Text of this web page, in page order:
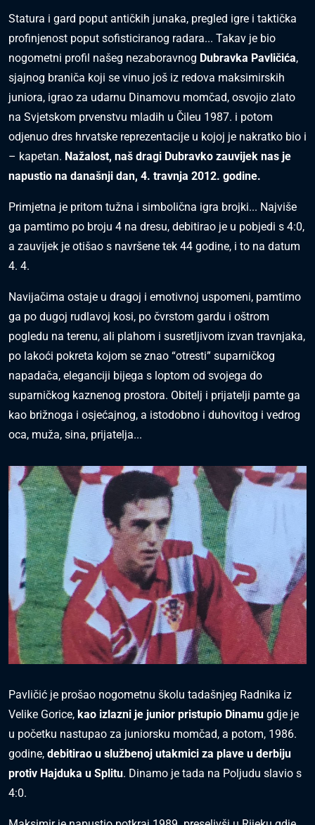
Statura i gard poput antičkih junaka, pregled igre i taktička
profinjenost poput sofisticiranog radara... Takav je bio
nogometni profil našeg nezaboravnog Dubravka Pavličića,
sjajnog braniča koji se vinuo još iz redova maksimirskih
juniora, igrao za udarnu Dinamovu momčad, osvojio zlato
na Svjetskom prvenstvu mladih u Čileu 1987. i potom
odjenuo dres hrvatske reprezentacije u kojoj je nakratko bio i
– kapetan. Nažalost, naš dragi Dubravko zauvijek nas je
napustio na današnji dan, 4. travnja 2012. godine.
Primjetna je pritom tužna i simbolična igra brojki... Najviše
ga pamtimo po broju 4 na dresu, debitirao je u pobjedi s 4:0,
a zauvijek je otišao s navršene tek 44 godine, i to na datum
4. 4.
Navijačima ostaje u dragoj i emotivnoj uspomeni, pamtimo
ga po dugoj rudlavoj kosi, po čvrstom gardu i oštrom
pogledu na terenu, ali plahom i susretljivom izvan travnjaka,
po lakoći pokreta kojom se znao “otresti” suparničkog
napadača, eleganciji bijega s loptom od svojega do
suparničkog kaznenog prostora. Obitelj i prijatelji pamte ga
kao brižnoga i osjećajnog, a istodobno i duhovitog i vedrog
oca, muža, sina, prijatelja...
Pavličić je prošao nogometnu školu tadašnjeg Radnika iz
Velike Gorice, kao izlazni je junior pristupio Dinamu gdje je
u početku nastupao za juniorsku momčad, a potom, 1986.
godine, debitirao u službenoj utakmici za plave u derbiju
protiv Hajduka u Splitu. Dinamo je tada na Poljudu slavio s
4:0.